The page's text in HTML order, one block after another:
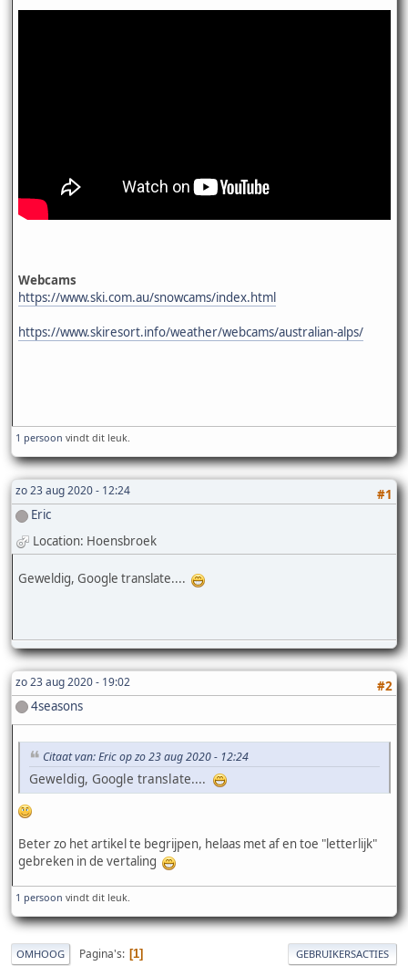
Webcams
https://www.ski.com.au/snowcams/index.html
https://www.skiresort.info/weather/webcams/australian-alps/
1 persoon vindt dit leuk.
zo 23 aug 2020 - 12:24
#1
Eric
Location: Hoensbroek
Geweldig, Google translate....
zo 23 aug 2020 - 19:02
#2
4seasons
Citaat van: Eric op zo 23 aug 2020 - 12:24
Geweldig, Google translate....
Beter zo het artikel te begrijpen, helaas met af en toe "letterlijk"
gebreken in de vertaling
1 persoon vindt dit leuk.
OMHOOG Pagina's 1 GEBRUIKERSACTIES